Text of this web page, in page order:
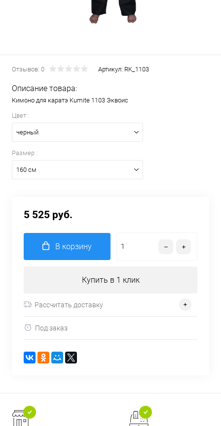
Отзывов: 0 Артикул: RK_1103
Описание товара:
Кимоно для каратэ Kumite 1103 Эквоис
Цвет :
черный
Размер :
160 см
5 525 руб.
В корзину
Купить в 1 клик
Рассчитать доставку
Под заказ